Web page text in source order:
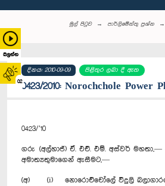
බලන්න
02
මුල් පිටුව පාර්ලි‌මේන්තු‌ ප්‍රශ්න
දිනය: 2010-09-09 පිළිතුර ලබා දී ඇත
0423/2010: Norochchole Power
0423/’10
ගරු (අල්හාජ්) ඒ. එච්. එම්. අස්වර්
අමාත්‍යතුමාගෙන් ඇසීමට,—
(අ) (i) නොරොච්චෝලේ විදුලි